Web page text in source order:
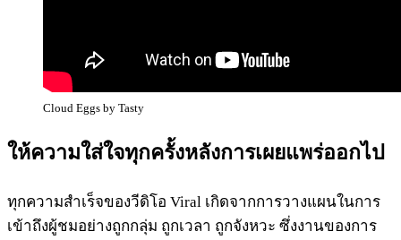
Cloud Eggs by Tasty
ให้ความใส่ใจทุกครั้งหลังการเผยแพร่ออกไป
ทุกความสำเร็จของวีดิโอ Viral เกิดจากการวางแผนในการ
เข้าถึงผู้ชมอย่างถูกกลุ่ม ถูกเวลา ถูกจังหวะ ซึ่งงานของการ